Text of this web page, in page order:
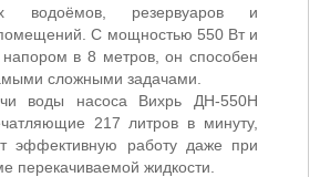
водоёмов, резервуаров и
С мощностью 550 Вт и
в 8 метров, он способен
сложными задачами.
воды насоса Вихрь ДН-550Н
217 литров в минуту,
эффективную работу даже при
перекачиваемой жидкости.